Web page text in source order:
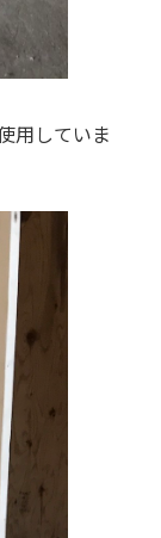
用していま